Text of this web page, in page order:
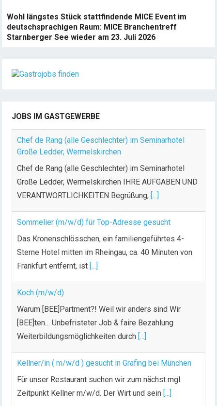
Wohl längstes Stück stattfindende MICE Event im
deutschsprachigen Raum: MICE Branchentreff
Starnberger See wieder am 23. Juli 2026
JOBS IM GASTGEWERBE
Chef de Rang (alle Geschlechter) im Seminarhotel
Große Ledder, Wermelskirchen
Chef de Rang (alle Geschlechter) im Seminarhotel
Große Ledder, Wermelskirchen IHRE AUFGABEN UND
VERANTWORTLICHKEITEN Begrüßung, [...]
Sommelier (m/w/d) für Top-Adresse gesucht
Das Kronenschlösschen, ein familiengeführtes 4-
Sterne Hotel mitten im Rheingau, ca. 40 Minuten von
Frankfurt entfernt, ist [...]
Koch (m/w/d)
Warum [BEE]Partment?! Weil wir anders sind Wir
[BEE]ten… Unbefristeter Job & faire Bezahlung
Weiterbildungsmöglichkeiten durch [...]
Kellner/in ( m/w/d ) gesucht in Grafing bei München
Für unser Restaurant suchen wir zum nächst mgl.
Zeitpunkt Kellner m/w/d. Der Wirt und sein [...]